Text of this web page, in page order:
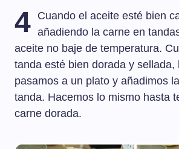
4 Cuando el aceite esté bien
añadiendo la carne en
aceite no baje de temperatura.
tanda esté bien dorada y sellada,
pasamos a un plato y añadimos
tanda. Hacemos lo mismo hasta
carne dorada.